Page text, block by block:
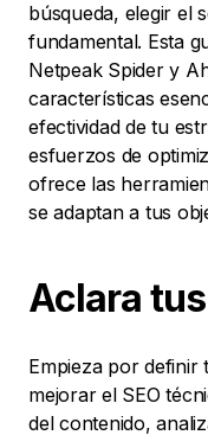
búsqueda, elegir el
fundamental. Esta
Netpeak Spider y
características
efectividad de tu
esfuerzos de
ofrece las
se adaptan a tus
Aclara tus
Empieza por definir
mejorar el SEO
del contenido,